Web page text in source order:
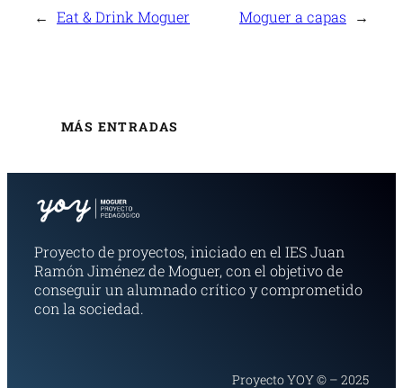
← Eat & Drink Moguer Moguer a capas →
MÁS ENTRADAS
Proyecto de proyectos, iniciado en el IES Juan
Ramón Jiménez de Moguer, con el objetivo de
conseguir un alumnado crítico y comprometido
con la sociedad.
Proyecto YOY © – 2025